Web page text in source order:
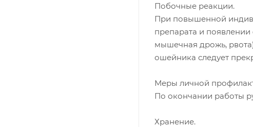
Побочные реакции.
При повышенной
препарата и
мышечная дрожь,
ошейника следует
Меры личной
По окончании работы
Хранение.